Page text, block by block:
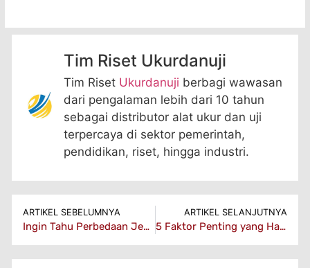
Tim Riset Ukurdanuji
Tim Riset Ukurdanuji berbagi wawasan
dari pengalaman lebih dari 10 tahun
sebagai distributor alat ukur dan uji
terpercaya di sektor pemerintah,
pendidikan, riset, hingga industri.
ARTIKEL SEBELUMNYA
Ingin Tahu Perbedaan Jenis Hardness Tester Jenis? Simak Penjelasan Lengkapnya di Sini!
ARTIKEL SELANJUTNYA
5 Faktor Penting yang Harus Diperhatikan Sebelum Membeli Hardness Tester